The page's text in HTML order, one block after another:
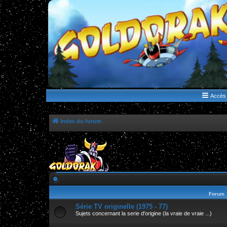
WWW.GOLDORAKGO.COM
le site de la Lune Rouge
Accès
Index du forum
Forum
Série TV originelle (1975 - 77)
Sujets concernant la serie d'origine (la vraie de vraie ...)